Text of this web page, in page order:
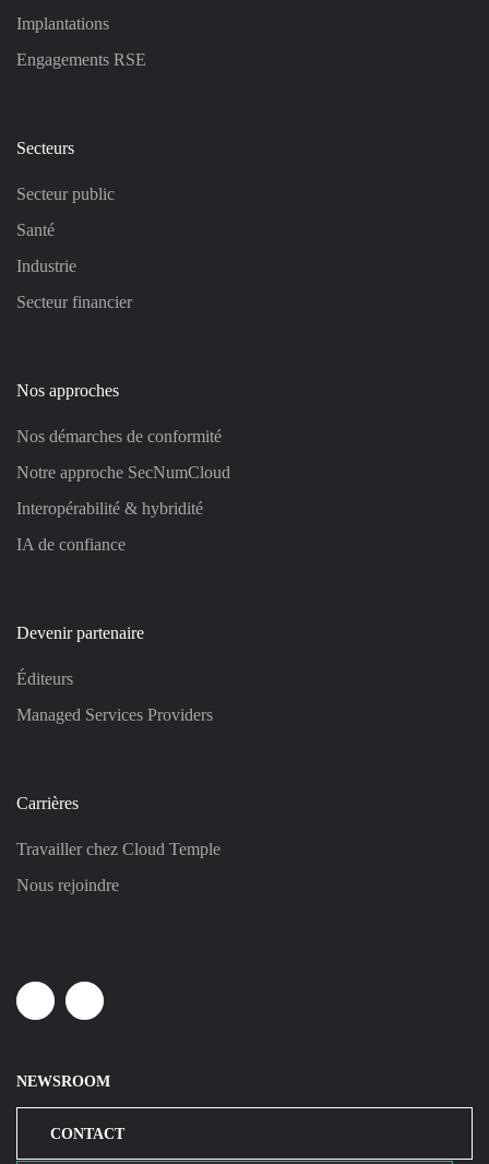
Implantations
Engagements RSE
Secteurs
Secteur public
Santé
Industrie
Secteur financier
Nos approches
Nos démarches de conformité
Notre approche SecNumCloud
Interopérabilité & hybridité
IA de confiance
Devenir partenaire
Éditeurs
Managed Services Providers
Carrières
Travailler chez Cloud Temple
Nous rejoindre
LinkedinYoutube
NEWSROOM
CONTACT